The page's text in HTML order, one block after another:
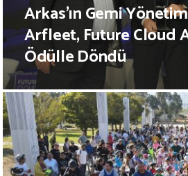
Arkas’ın Gemi Yönetim
Arfleet, Future Cloud
Ödülle Döndü